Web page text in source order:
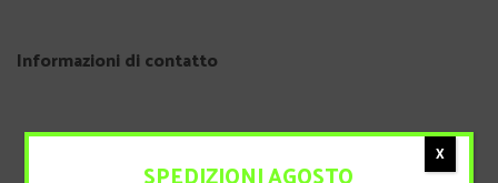
Informazioni di contatto
SPEDIZIONI AGOSTO
X